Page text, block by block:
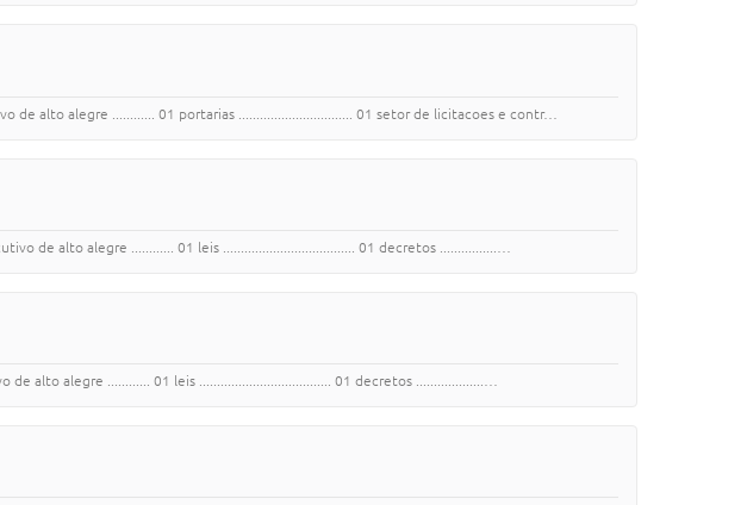
alto alegre ............ 01 portarias ................................ 01 setor de licitacoes e contr…
de alto alegre ............ 01 leis ..................................... 01 decretos ................…
alegre ............ 01 leis ..................................... 01 decretos ...................…